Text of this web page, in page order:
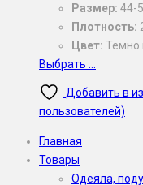
Размер: 44-
Плотность:
Цвет: Темно
Выбрать ...
Добавить в
пользователей)
Главная
Товары
Одеяла,